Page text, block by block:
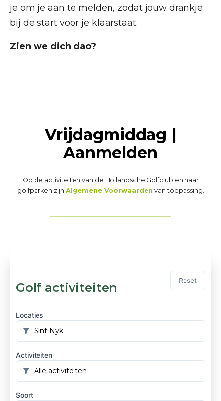
je om je aan te melden, zodat jouw drankje
bij de start voor je klaarstaat.
Zien we dich dao?
Vrijdagmiddag |
Aanmelden
Op de activiteiten van de Hollandsche Golfclub en haar
golfparken zijn Algemene Voorwaarden van toepassing.
Golf activiteiten
Reset
Locaties
Activiteiten
Soort